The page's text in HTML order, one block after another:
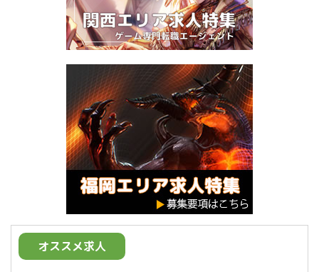
オススメ求人